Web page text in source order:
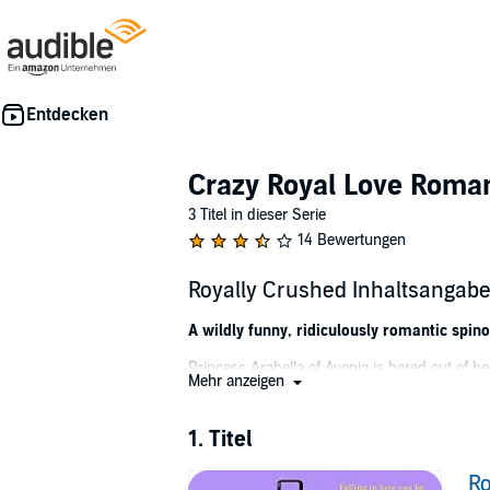
Crazy Royal Love
3 Titel in dieser Serie
14 Bewertungen
Royally Crushed Inhaltsangabe
A wildly funny, ridiculously romantic
Princess Arabella of Avonia is bored out of
conversations. They want freedom and
Will has ladies all over the globe lining up to
emergency change in format is in order.
Mehr anzeigen
1. Titel